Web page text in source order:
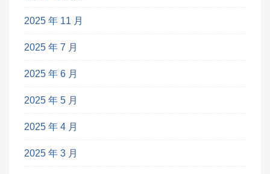
2025 年 11 月
2025 年 7 月
2025 年 6 月
2025 年 5 月
2025 年 4 月
2025 年 3 月